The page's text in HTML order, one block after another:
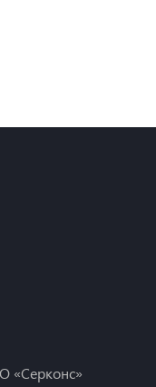
«Серконс»